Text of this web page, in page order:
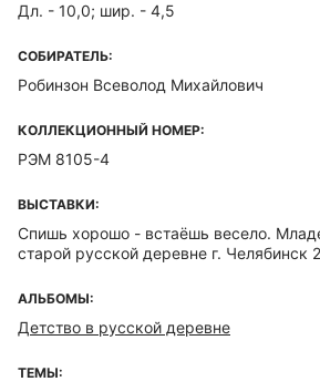
Дл. - 10,0; шир. - 4,5
СОБИРАТЕЛЬ:
Робинзон Всеволод Михайлович
КОЛЛЕКЦИОННЫЙ НОМЕР:
РЭМ 8105-4
ВЫСТАВКИ:
Спишь хорошо - встаёшь весело.
старой русской деревне г. Челябинск
АЛЬБОМЫ:
Детство в русской деревне
ТЕМЫ: